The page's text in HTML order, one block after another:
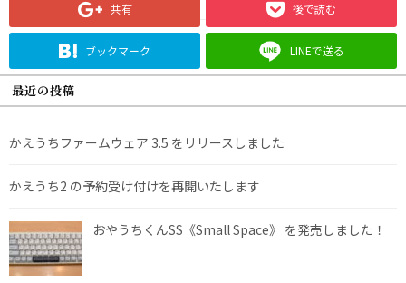
共有 後で読む
ブックマーク LINEで送る
最近の投稿
かえうちファームウェア 3.5 をリリースしました
かえうち2 の予約受け付けを再開いたします
おやうちくんSS《Small Space》 を発売しました！